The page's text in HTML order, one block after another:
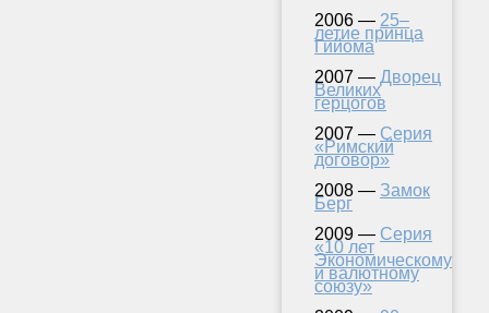
2006 — 25–
летие принца
Гийома
2007 — Дворец
Великих
герцогов
2007 — Серия
«Римский
договор»
2008 — Замок
Берг
2009 — Серия
«10 лет
Экономическому
и валютному
союзу»